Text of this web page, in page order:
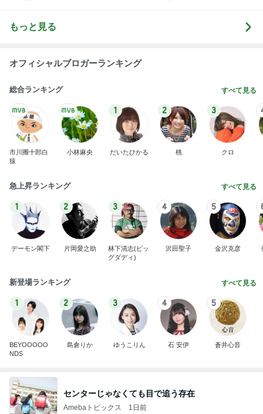
もっと見る
オフィシャルブロガーランキング
総合ランキング すべて見る
市川團十郎白
猿
小林麻央
1
だいたひかる
2
桃
3
クロ
急上昇ランキング すべて見る
1
デーモン閣下
2
片岡愛之助
3
林下清志(ビッ
グダディ)
4
沢田聖子
5
金沢克彦
新登場ランキング すべて見る
1
BEYOOOOO
NDS
2
島倉りか
3
ゆうこりん
4
石 安伊
5
蒼井心音
センターじゃなくても目で追う存在
Amebaトピックス 1日前